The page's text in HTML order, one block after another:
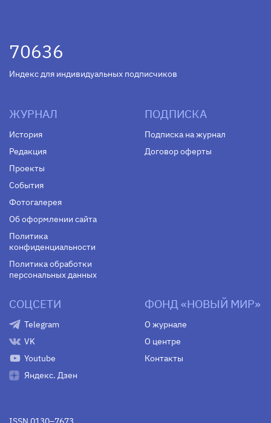
70636
Индекс для индивидуальных подписчиков
ЖУРНАЛ
История
Редакция
Проекты
События
Фотогалерея
Об оформлении сайта
Политика
конфиденциальности
Политика обработки
персональных данных
ПОДПИСКА
Подписка на журнал
Договор оферты
СОЦСЕТИ
Telegram
VK
Youtube
Яндекс. Дзен
ФОНД «НОВЫЙ МИР»
О журнале
О центре
Контакты